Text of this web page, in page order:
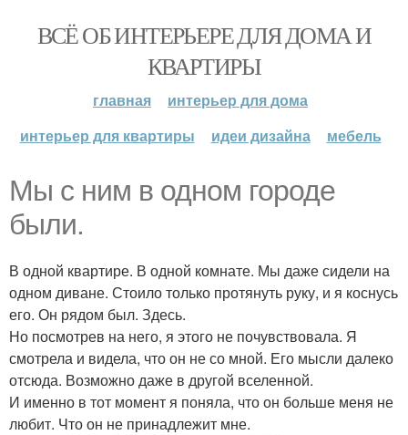
ВСЁ ОБ ИНТЕРЬЕРЕ ДЛЯ ДОМА И
КВАРТИРЫ
главная
интерьер для дома
интерьер для квартиры
идеи дизайна мебель
Мы с ним в одном городе
были.
В одной квартире. В одной комнате. Мы даже сидели на
одном диване. Стоило только протянуть руку, и я коснусь
его. Он рядом был. Здесь.
Но посмотрев на него, я этого не почувствовала. Я
смотрела и видела, что он не со мной. Его мысли далеко
отсюда. Возможно даже в другой вселенной.
И именно в тот момент я поняла, что он больше меня не
любит. Что он не принадлежит мне.